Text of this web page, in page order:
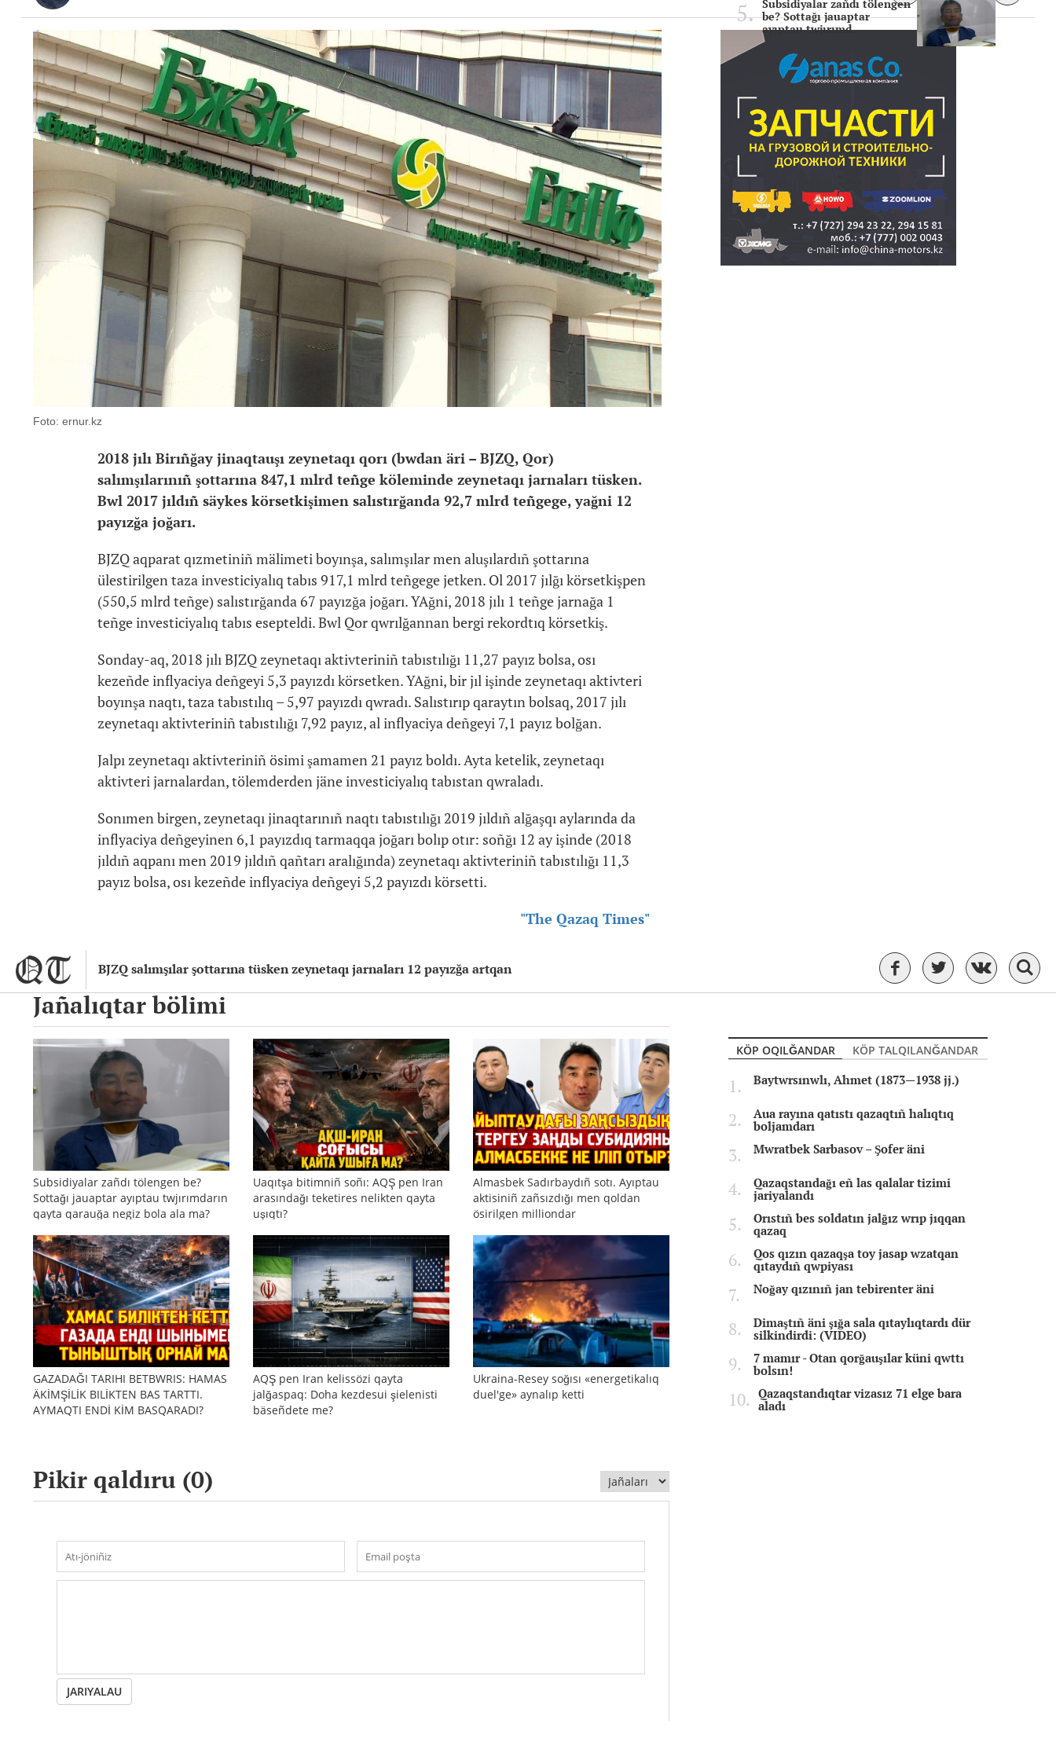
BJZQ salımşılar şottarına tüsken zeynetaqı jarnaları 12 payızğa artqan
Foto: ernur.kz
2018 jılı Birıñğay jinaqtauşı zeynetaqı qorı (bwdan äri – BJZQ, Qor)
salımşılarınıñ şottarına 847,1 mlrd teñge köleminde zeynetaqı jarnaları tüsken.
Bwl 2017 jıldıñ säykes körsetkişimen salıstırğanda 92,7 mlrd teñgege, yağni 12
payızğa joğarı.
BJZQ aqparat qızmetiniñ mälimeti boyınşa, salımşılar men aluşılardıñ şottarına
ülestirilgen taza investiciyalıq tabıs 917,1 mlrd teñgege jetken. Ol 2017 jılğı körsetkişpen
(550,5 mlrd teñge) salıstırğanda 67 payızğa joğarı. YAğni, 2018 jılı 1 teñge jarnağa 1
teñge investiciyalıq tabıs esepteldi. Bwl Qor qwrılğannan bergi rekordtıq körsetkiş.
Sonday-aq, 2018 jılı BJZQ zeynetaqı aktivteriniñ tabıstılığı 11,27 payız bolsa, osı
kezeñde inflyaciya deñgeyi 5,3 payızdı körsetken. YAğni, bir jıl işinde zeynetaqı aktivteri
boyınşa naqtı, taza tabıstılıq – 5,97 payızdı qwradı. Salıstırıp qaraytın bolsaq, 2017 jılı
zeynetaqı aktivteriniñ tabıstılığı 7,92 payız, al inflyaciya deñgeyi 7,1 payız bolğan.
Jalpı zeynetaqı aktivteriniñ ösimi şamamen 21 payız boldı. Ayta ketelik, zeynetaqı
aktivteri jarnalardan, tölemderden jäne investiciyalıq tabıstan qwraladı.
Sonımen birgen, zeynetaqı jinaqtarınıñ naqtı tabıstılığı 2019 jıldıñ alğaşqı aylarında da
inflyaciya deñgeyinen 6,1 payızdıq tarmaqqa joğarı bolıp otır: soñğı 12 ay işinde (2018
jıldıñ aqpanı men 2019 jıldıñ qañtarı aralığında) zeynetaqı aktivteriniñ tabıstılığı 11,3
payız bolsa, osı kezeñde inflyaciya deñgeyi 5,2 payızdı körsetti.
"The Qazaq Times"
Subsidiyalar zañdı tölengen
be? Sottağı jauaptar
ayıptau twjırımd..
Jañalıqtar bölimi
Subsidiyalar zañdı tölengen be?
Sottağı jauaptar ayıptau twjırımdarın
qayta qarauğa negiz bola ala ma?
Uaqıtşa bitimniñ soñı: AQŞ pen Iran
arasındağı teketires nelikten qayta
uşıqtı?
Almasbek Sadırbaydıñ sotı. Ayıptau
aktisiniñ zañsızdığı men qoldan
ösirilgen milliondar
GAZADAĞI TARIHI BETBWRIS: HAMAS
ÄKİMŞİLİK BILİKTEN BAS TARTTI.
AYMAQTI ENDİ KİM BASQARADI?
AQŞ pen Iran kelissözi qayta
jalğaspaq: Doha kezdesui şielenisti
bäseñdete me?
Ukraina-Resey soğısı «energetikalıq
duel'ge» aynalıp ketti
Pikir qaldıru (0)
JARIYALAU
KÖP OQILĞANDAR
KÖP TALQILANĞANDAR
Baytwrsınwlı, Ahmet (1873—1938 jj.)
Aua rayına qatıstı qazaqtıñ halıqtıq
boljamdarı
Mwratbek Sarbasov – Şofer äni
Qazaqstandağı eñ las qalalar tizimi
jariyalandı
Orıstıñ bes soldatın jalğız wrıp jıqqan
qazaq
Qos qızın qazaqşa toy jasap wzatqan
qıtaydıñ qwpiyası
Noğay qızınıñ jan tebirenter äni
Dimaştıñ äni şığa sala qıtaylıqtardı dür
silkindirdi: (VIDEO)
7 mamır - Otan qorğauşılar küni qwttı
bolsın!
Qazaqstandıqtar vizasız 71 elge bara
aladı